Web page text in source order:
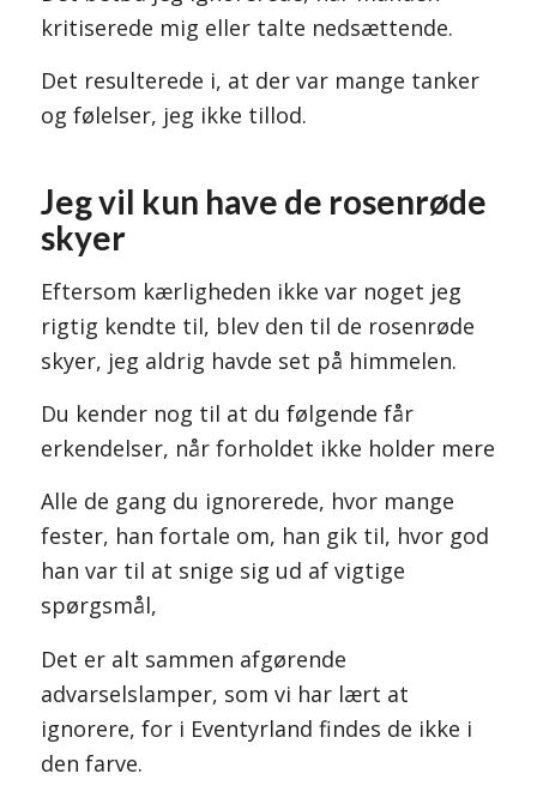
kritiserede mig eller talte nedsættende.
Det resulterede i, at der var mange tanker
og følelser, jeg ikke tillod.
Jeg vil kun have de rosenrøde
skyer
Eftersom kærligheden ikke var noget jeg
rigtig kendte til, blev den til de rosenrøde
skyer, jeg aldrig havde set på himmelen.
Du kender nog til at du følgende får
erkendelser, når forholdet ikke holder mere
Alle de gang du ignorerede, hvor mange
fester, han fortale om, han gik til, hvor god
han var til at snige sig ud af vigtige
spørgsmål,
Det er alt sammen afgørende
advarselslamper, som vi har lært at
ignorere, for i Eventyrland findes de ikke i
den farve.